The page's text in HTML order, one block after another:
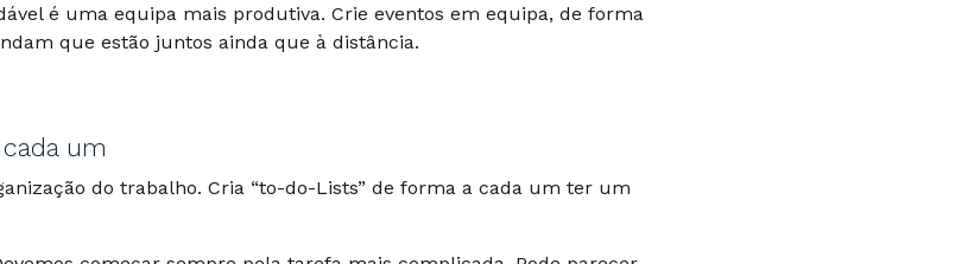
é uma equipa mais produtiva. Crie eventos em equipa, de forma
que estão juntos ainda que à distância.
um
do trabalho. Cria “to-do-Lists” de forma a cada um ter um